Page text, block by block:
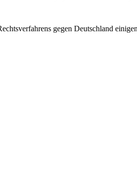
gegen Deutschland